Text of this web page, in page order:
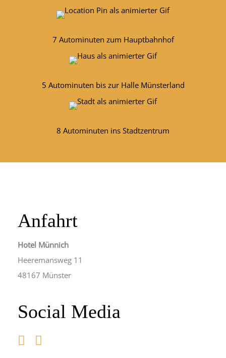
7 Autominuten zum Hauptbahnhof
5 Autominuten bis zur Halle Münsterland
8 Autominuten ins Stadtzentrum
Anfahrt
Hotel Münnich
Heeremansweg 11
48167 Münster
Social Media